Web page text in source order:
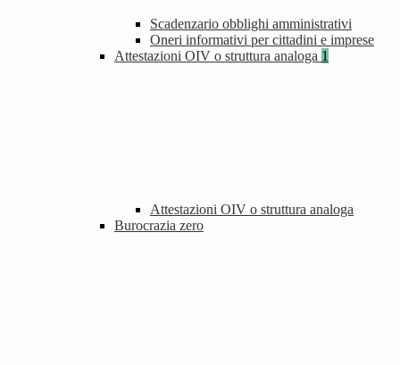
Scadenzario obblighi amministrativi
Oneri informativi per cittadini e imprese
Attestazioni OIV o struttura analoga 1
Attestazioni OIV o struttura analoga
Burocrazia zero